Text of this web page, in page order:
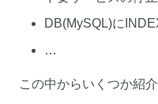
DB(MySQL)に
…
この中からいくつか紹